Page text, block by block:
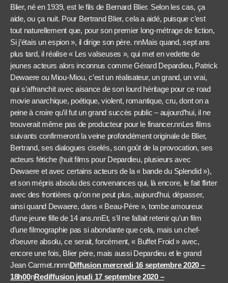
Blier, né en 1939, est le fils de Bernard Blier. Selon les cas, ça
aide, ou ça nuit. Pour Bertrand Blier, cela a aidé, puisque c’est
tout naturellement que, pour son premier long-métrage de fiction,
Si j’étais un espion », il dirige son père. nnMais quand, sept ans
plus tard, il réalise « Les valseuses », qui met en vedette de
jeunes acteurs alors inconnus comme Gérard Depardieu, Patrick
Dewaere ou Miou-Miou, c’est un réalisateur, un grand, un vrai,
qui s’affranchit avec aisance de son lourd héritage pour ce road
movie anarchique, poétique, violent, romantique, cru, dont on a
peine à croire qu’il fut un grand succès public – aujourd’hui, il ne
trouverait même pas de producteur pour le financer.nnLes films
suivants confirmeront la veine profondément originale de Blier,
Bertrand, ses dialogues ciselés, son goût de la provocation, ses
acteurs fétiche (huit films pour Depardieu, plusieurs avec
Dewaere et avec certains acteurs de la « bande du Splendid »),
et son mépris absolu des convenances qui, là encore, le fait flirter
avec des frontières qu’on ne peut plus, aujourd’hui, dépasser,
ainsi quand Dewaere, dans « Beau-Père », tombe amoureux
d’une jeune fille de 14 ans.nnEt, s’il ne fallait retenir qu’un film
d’une filmographie pas si abondante que cela, mais un chef-
d’oeuvre absolu, ce serait, forcément, « Buffet Froid » avec,
encore une fois, Blier père, mais aussi Depardieu et le grand
Jean Carmet.nnnnDiffusion mercredi 16 septembre 2020 –
18h00nRediffusion jeudi 17 septembre 2020 –